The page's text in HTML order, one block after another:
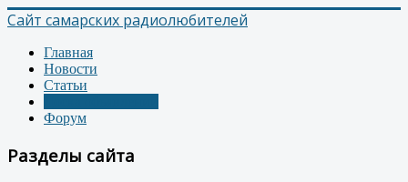
Сайт самарских радиолюбителей
Главная
Новости
Статьи
Форум
Разделы сайта